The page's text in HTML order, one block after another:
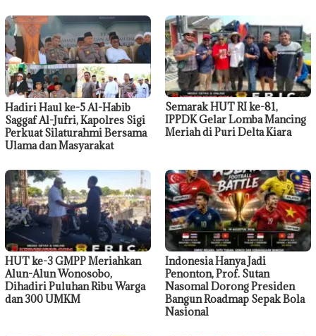
Hadiri Haul ke-5 Al-Habib
Saggaf Al-Jufri, Kapolres Sigi
Perkuat Silaturahmi Bersama
Ulama dan Masyarakat
Semarak HUT RI ke-81,
IPPDK Gelar Lomba Mancing
Meriah di Puri Delta Kiara
HUT ke-3 GMPP Meriahkan
Alun-Alun Wonosobo,
Dihadiri Puluhan Ribu Warga
dan 300 UMKM
Indonesia Hanya Jadi
Penonton, Prof. Sutan
Nasomal Dorong Presiden
Bangun Roadmap Sepak Bola
Nasional